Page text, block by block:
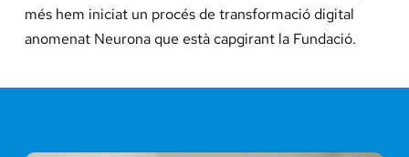
més hem iniciat un procés de transformació digital
anomenat Neurona que està capgirant la Fundació.